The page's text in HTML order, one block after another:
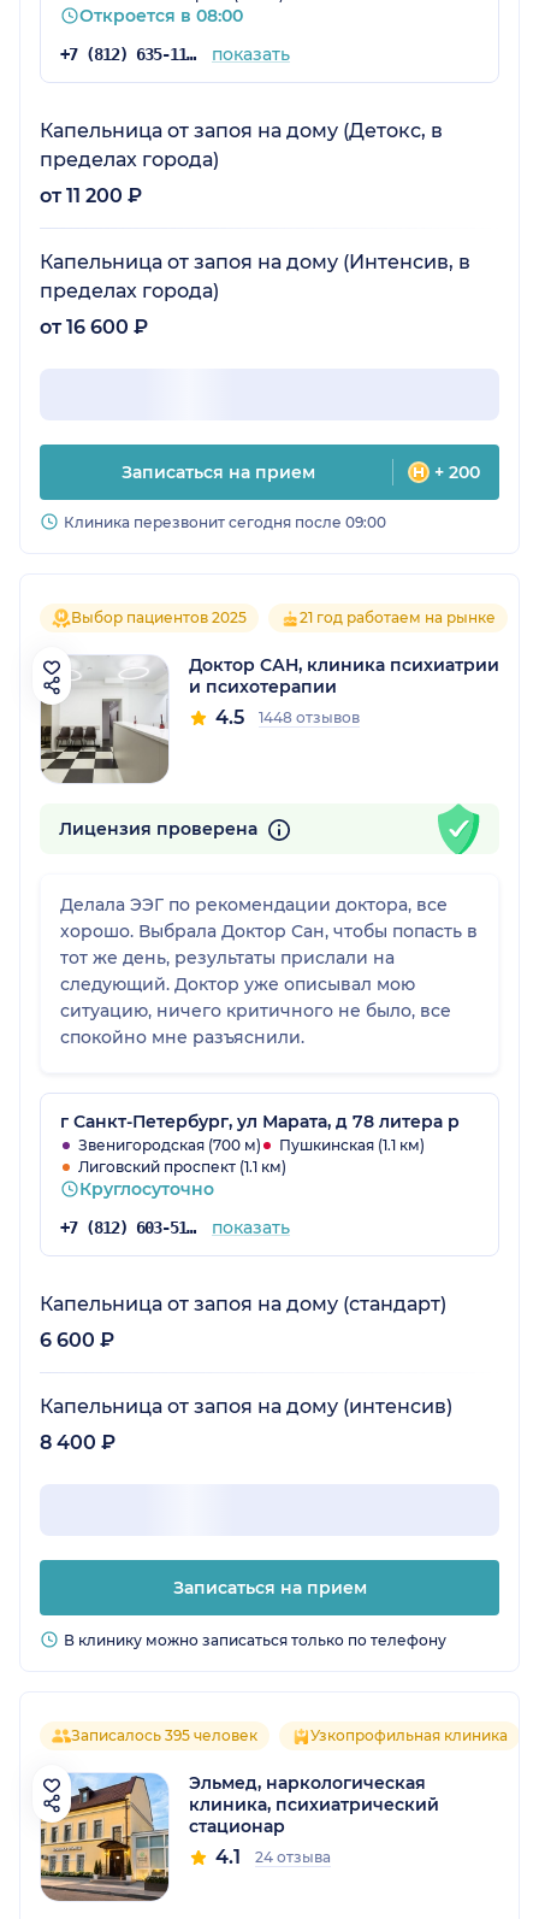
Откроется в 08:00
+7 (812) 635-11-79 показать
Капельница от запоя на дому (Детокс, в
пределах города)
от 11 200 ₽
Капельница от запоя на дому (Интенсив, в
пределах города)
от 16 600 ₽
Записаться на прием + 200
Клиника перезвонит сегодня после 09:00
Выбор пациентов 2025 21 год работаем на рынке
Доктор САН, клиника психиатрии
и психотерапии
4.5 1448 отзывов
Лицензия проверена
Делала ЭЭГ по рекомендации доктора, все
хорошо. Выбрала Доктор Сан, чтобы попасть в
тот же день, результаты прислали на
следующий. Доктор уже описывал мою
ситуацию, ничего критичного не было, все
спокойно мне разъяснили.
г Санкт-Петербург, ул Марата, д 78 литера р
Звенигородская (700 м)
Пушкинская (1.1 км)
Лиговский проспект (1.1 км)
Круглосуточно
+7 (812) 603-51-43 показать
Капельница от запоя на дому (стандарт)
6 600 ₽
Капельница от запоя на дому (интенсив)
8 400 ₽
Записаться на прием
В клинику можно записаться только по телефону
Записалось 395 человек Узкопрофильная клиника
Эльмед, наркологическая
клиника, психиатрический
стационар
4.1 24 отзыва